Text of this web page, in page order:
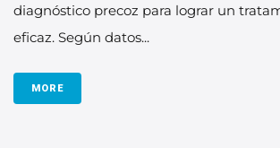
diagnóstico precoz para lograr un
eficaz. Según datos...
MORE